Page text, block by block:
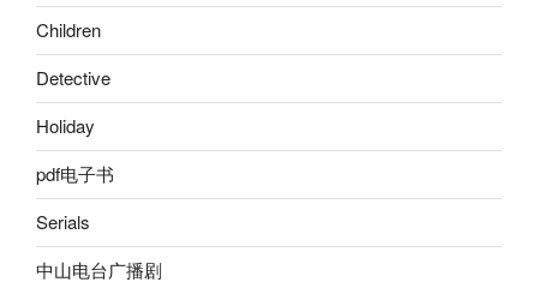
Children
Detective
Holiday
pdf电子书
Serials
中山电台广播剧